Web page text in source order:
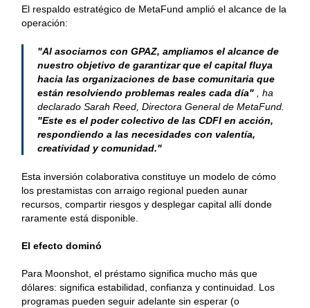
El respaldo estratégico de MetaFund amplió el alcance de la
operación:
"Al asociarnos con GPAZ, ampliamos el alcance de
nuestro objetivo de garantizar que el capital fluya
hacia las organizaciones de base comunitaria que
están resolviendo problemas reales cada día", ha
declarado Sarah Reed, Directora General de MetaFund.
"Este es el poder colectivo de las CDFI en acción,
respondiendo a las necesidades con valentía,
creatividad y comunidad."
Esta inversión colaborativa constituye un modelo de cómo
los prestamistas con arraigo regional pueden aunar
recursos, compartir riesgos y desplegar capital allí donde
raramente está disponible.
El efecto dominó
Para Moonshot, el préstamo significa mucho más que
dólares: significa estabilidad, confianza y continuidad. Los
programas pueden seguir adelante sin esperar (o